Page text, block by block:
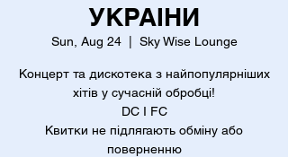
УКРАІНИ
Sun, Aug 24
  |
Sky Wise Lounge
Концерт та дискотека з найпопулярніших
хітів у сучасній обробці!
DC I FC
Квитки не підлягають обміну або
поверненню